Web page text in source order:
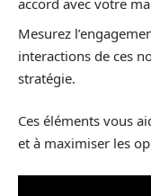
accord avec votre
Mesurez
interactions de ces
stratégie.
Ces éléments vous
et à maximiser les